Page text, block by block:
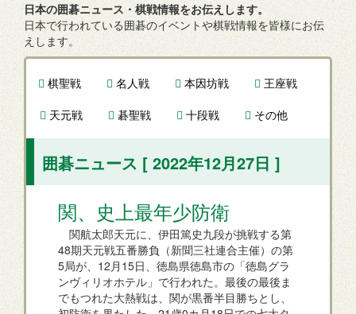
日本の囲碁ニュース・棋戦情報をお伝えします。
日本で行われている囲碁のイベントや棋戦情報を皆様にお伝
えします。
棋聖戦 名人戦 本因坊戦
王座戦
天元戦
碁聖戦 十段戦 その他
囲碁ニュース [ 2022年12月27日 ]
関、史上最年少防衛
関航太郎天元に、伊田篤史九段が挑戦する第
48期天元戦五番勝負（新聞三社連合主催）の第
5局が、12月15日、徳島県徳島市の「徳島グラ
ンヴィリオホテル」で行われた。最後の最後ま
でもつれた大熱戦は、関が黒番半目勝ちとし、